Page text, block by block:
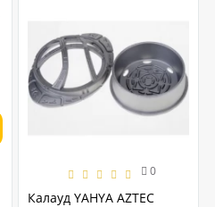
0
Калауд YAHYA AZTEC